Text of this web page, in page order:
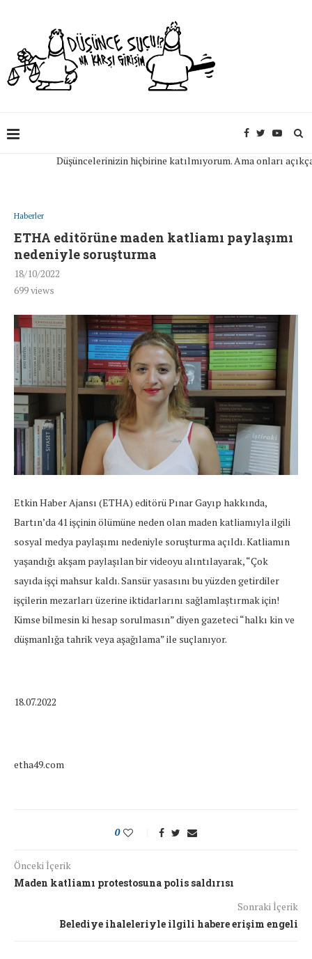
Düşüncelerinizin hiçbirine katılmıyorum. Ama onları açıkça
Haberler
ETHA editörüne maden katliamı paylaşımı
nedeniyle soruşturma
18/10/2022
699views
Etkin Haber Ajansı (ETHA) editörü Pınar Gayıp hakkında,
Bartın’da 41 işçinin ölümüne neden olan maden katliamıyla ilgili
sosyal medya paylaşımı nedeniyle soruşturma açıldı. Katliamın
yaşandığı akşam paylaşılan bir videoyu alıntılayarak, “Çok
sayıda işçi mahsur kaldı. Sansür yasasını bu yüzden getirdiler
işçilerin mezarları üzerine iktidarlarını sağlamlaştırmak için!
Kimse bilmesin ki hesap sorulmasın” diyen gazeteci “halkı kin ve
düşmanlığa tahrik veya aşağılama” ile suçlanıyor.
18.07.2022
etha49.com
0
Önceki İçerik
Maden katliamı protestosuna polis saldırısı
Sonraki İçerik
Belediye ihaleleriyle ilgili habere erişim engeli